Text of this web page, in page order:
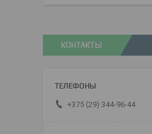
КОНТАКТЫ
+375 (29) 344-96-44